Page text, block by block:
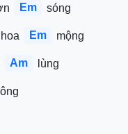
Em sóng
Em mộng
Am lùng